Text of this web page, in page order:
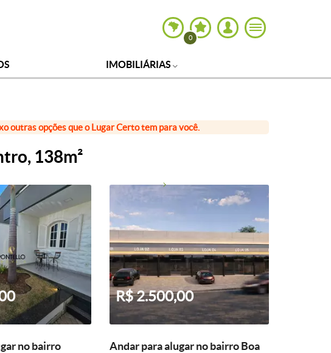
0
IMOBILIÁRIAS
outras opções que o Lugar Certo tem para você.
138m²
no bairro
R$ 2.500,00
Andar para alugar no bairro Boa